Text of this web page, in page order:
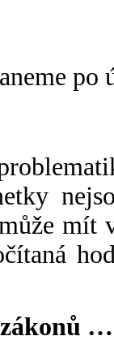
po
mít
…